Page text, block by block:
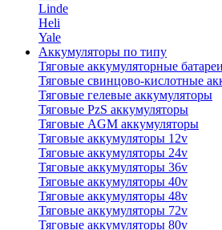
Linde
Heli
Yale
Аккумуляторы по типу
Тяговые аккумуляторные батареи
Тяговые свинцово-кислотные
Тяговые гелевые аккумуляторы
Тяговые PzS аккумуляторы
Тяговые AGM аккумуляторы
Тяговые аккумуляторы 12v
Тяговые аккумуляторы 24v
Тяговые аккумуляторы 36v
Тяговые аккумуляторы 40v
Тяговые аккумуляторы 48v
Тяговые аккумуляторы 72v
Тяговые аккумуляторы 80v